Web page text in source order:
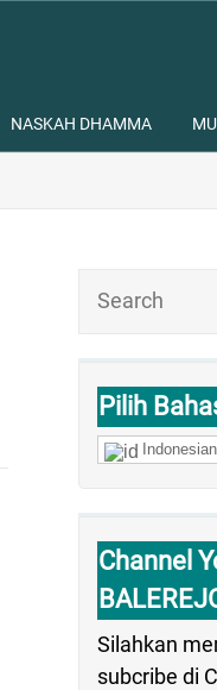
NASKAH DHAMMA
Pilih
Indonesian
Channel
Silahkan
subcribe di